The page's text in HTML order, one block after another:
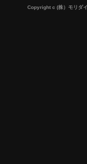
Copyright c (株）モリダ